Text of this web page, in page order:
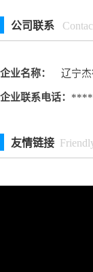
公司联系
企业名称： 辽宁杰
企业联系电话：
友情链接